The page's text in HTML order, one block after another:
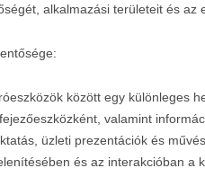
alkalmazási területeit és az
között egy különleges
valamint
üzleti prezentációk és
és az interakcióban a